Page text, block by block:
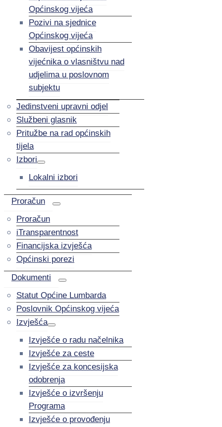
Općinskog vijeća
Pozivi na sjednice
Općinskog vijeća
Obavijest općinskih
vijećnika o vlasništvu nad
udjelima u poslovnom
subjektu
Jedinstveni upravni odjel
Službeni glasnik
Pritužbe na rad općinskih
tijela
Izbori
Lokalni izbori
Proračun
Proračun
iTransparentnost
Financijska izvješća
Općinski porezi
Dokumenti
Statut Općine Lumbarda
Poslovnik Općinskog vijeća
Izvješća
Izvješće o radu načelnika
Izvješće za ceste
Izvješće za koncesijska
odobrenja
Izvješće o izvršenju
Programa
Izvješće o provođenju